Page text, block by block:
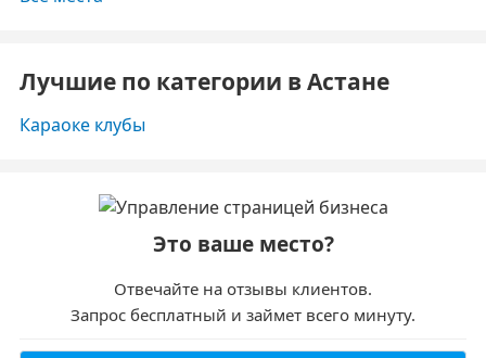
Лучшие по категории в Астане
Караоке клубы
Это ваше место?
Отвечайте на отзывы клиентов.
Запрос бесплатный и займет всего минуту.